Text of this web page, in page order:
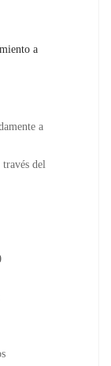
a
a
del